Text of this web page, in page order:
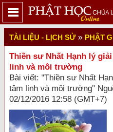
TÀI LIỆU - LỊCH SỬ» PHẬT
Thiền sư Nhất Hạnh lý
linh và môi trường
Bài viết: "Thiền sư Nhất
tâm linh và môi trường"
02/12/2016 12:58 (GMT+7)